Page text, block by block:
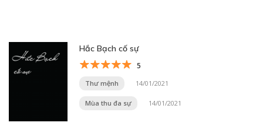
Hắc Bạch cố sự
5
Thư mệnh 14/01/2021
Mùa thu đa sự 14/01/2021